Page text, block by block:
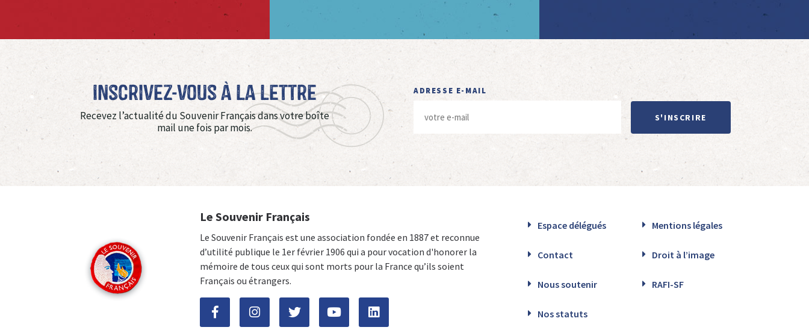
Inscrivez-vous à La Lettre
Recevez l’actualité du Souvenir Français dans votre boîte
mail une fois par mois.
ADRESSE E-MAIL
S'INSCRIRE
Le Souvenir Français
Le Souvenir Français est une association fondée en 1887 et reconnue
d’utilité publique le 1er février 1906 qui a pour vocation d'honorer la
mémoire de tous ceux qui sont morts pour la France qu’ils soient
Français ou étrangers.
Espace délégués Mentions légales
Contact Droit à l’image
Nous soutenir RAFI-SF
Nos statuts